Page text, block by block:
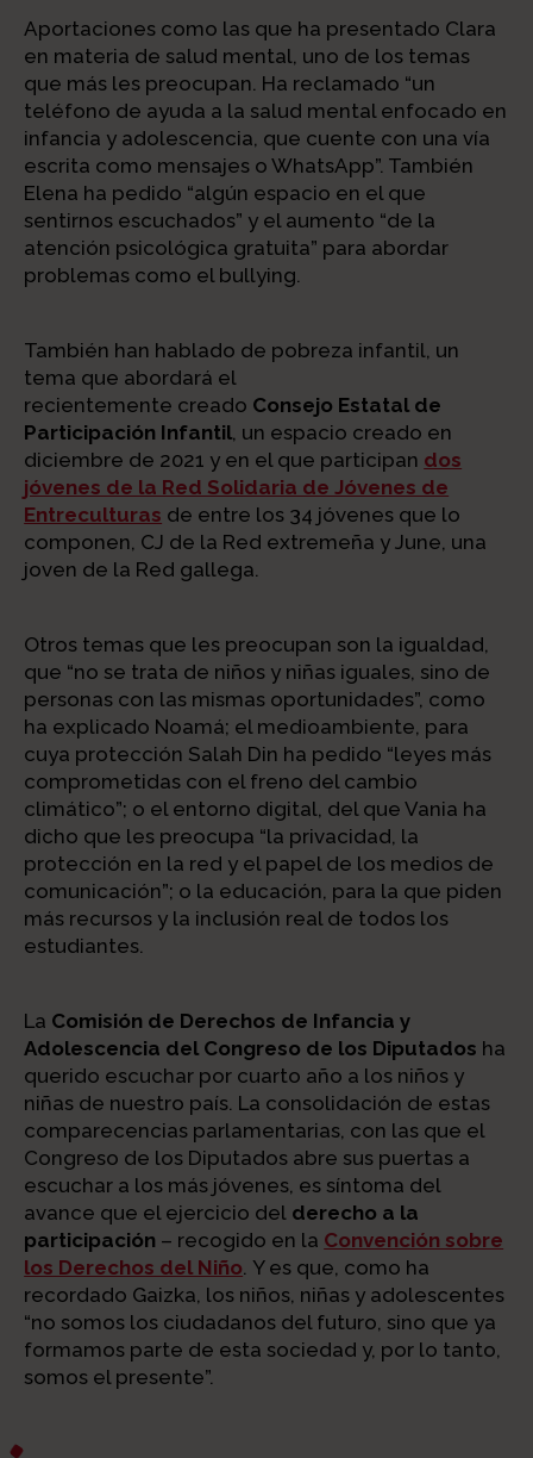
Aportaciones como las que ha presentado Clara
en materia de salud mental, uno de los temas
que más les preocupan. Ha reclamado “un
teléfono de ayuda a la salud mental enfocado en
infancia y adolescencia, que cuente con una vía
escrita como mensajes o WhatsApp”. También
Elena ha pedido “algún espacio en el que
sentirnos escuchados” y el aumento “de la
atención psicológica gratuita” para abordar
problemas como el bullying.
También han hablado de pobreza infantil, un
tema que abordará el
recientemente creado Consejo Estatal de
Participación Infantil, un espacio creado en
diciembre de 2021 y en el que participan dos
jóvenes de la Red Solidaria de Jóvenes de
Entreculturas de entre los 34 jóvenes que lo
componen, CJ de la Red extremeña y June, una
joven de la Red gallega.
Otros temas que les preocupan son la igualdad,
que “no se trata de niños y niñas iguales, sino de
personas con las mismas oportunidades”, como
ha explicado Noamá; el medioambiente, para
cuya protección Salah Din ha pedido “leyes más
comprometidas con el freno del cambio
climático”; o el entorno digital, del que Vania ha
dicho que les preocupa “la privacidad, la
protección en la red y el papel de los medios de
comunicación”; o la educación, para la que piden
más recursos y la inclusión real de todos los
estudiantes.
La Comisión de Derechos de Infancia y
Adolescencia del Congreso de los Diputados ha
querido escuchar por cuarto año a los niños y
niñas de nuestro país. La consolidación de estas
comparecencias parlamentarias, con las que el
Congreso de los Diputados abre sus puertas a
escuchar a los más jóvenes, es síntoma del
avance que el ejercicio del derecho a la
participación – recogido en la Convención sobre
los Derechos del Niño. Y es que, como ha
recordado Gaizka, los niños, niñas y adolescentes
“no somos los ciudadanos del futuro, sino que ya
formamos parte de esta sociedad y, por lo tanto,
somos el presente”.